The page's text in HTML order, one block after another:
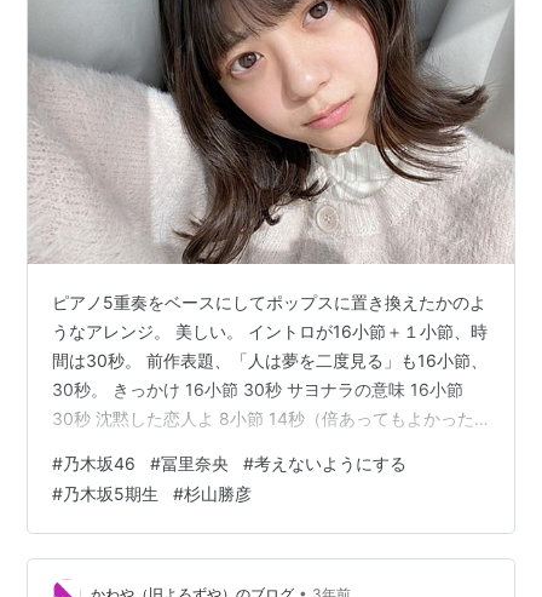
ピアノ5重奏をベースにしてポップスに置き換えたかのよ
うなアレンジ。 美しい。 イントロが16小節＋１小節、時
間は30秒。 前作表題、「人は夢を二度見る」も16小節、
30秒。 きっかけ 16小節 30秒 サヨナラの意味 16小節
30秒 沈黙した恋人よ 8小節 14秒（倍あってもよかった
ビンソン 16小節 34秒 Pretender 12小節 30秒（BPMが
100以下なので ・・・・・・・・・・・・・・・・・・
OIDEMASE!!~極楽~ 16小節＋2小節 24秒 トライアングル
ドリーマー 16小節 25秒
#乃木坂46 #冨里奈央 #考えないようにする
#乃木坂5期生 #杉山勝彦
•